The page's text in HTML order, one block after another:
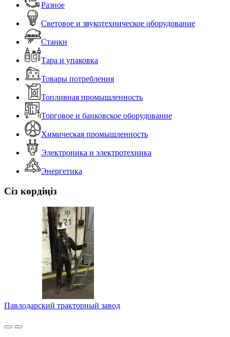
Разное
Световое и звукотехническое оборудование
Станки
Тара и упаковка
Товары потребления
Топливная промышленность
Торговое и банковское оборудование
Химическая промышленность
Электроника и электротехника
Энергетика
Сіз көрдіңіз
Павлодарский тракторный завод